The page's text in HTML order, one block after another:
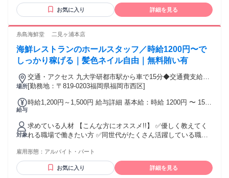
貸契約の場合、住宅手当（最大32,000円） ・交通費規定支給
(月額支給上限 31,600円) ・ベネフィットステーション加入
（福利厚生） ・入社祝い金制度あり(20万円支給) ・ネイル
OK♪ ※各規定あり 【単身赴任の場合】 社宅入居OK！ 単身赴
任の場合は、2重となる生活負担の為、 社宅費と光熱費0円！
プラス単身赴任手当を毎月30,000円支給！ さらに！月2回、自
宅帰省にかかる交通費を会社が負担します！ 単身赴任ではな
い場合も社宅入居OK！ 毎月、住宅手当を20,000円支給し、給
与から45,000円を控除します。 【ENEOS ASSOCカード】 ●
全国のENEOSどこでも契約価格で安心給油！（高速SSは除
く） ●全国平均価格から更に3円引き！ ●家族カードも作成
残業代：26,000円~45,000円 固定残業時間：17時間0分〜23時
間0分 固定残業時間を超過した場合の追加の残業手当：固定残
給 ■交通費 規定支給 ※一日支給条件：月最大31,600円まで ※
月間支給条件：店舗から自宅まで2km以上離れている方を対
象に、距離に応じて支給します
ため） ・40歳以下（長期キャリア形成を図るため） 【こんな
方は歓迎します】 ・未経験歓迎！ ・学歴不問／中卒・高校中
だった方も歓迎 ・Uターン・Iターン歓迎 【こんな方が活躍
お気に入り 詳細を見る
糸島海鮮堂 二見ヶ浦本店
海鮮レストランのホールスタッフ／時給1200円〜で
しっかり稼げる｜髪色ネイル自由｜無料賄い有
場所
交通・アクセス 九大学研都市駅から車で15分◆交通費支給あ
り◆車・バイク通勤ok
[勤務地：〒819-0203福岡県福岡市西区]
給与
時給1,200円～1,500円 給与詳細 基本給：時給 1200円 〜 1500
す!! ✅交通費全額支給 ✅無料駐車場有り
対象
求めている人材 【こんな方にオススメ!!】 ✅優しく教えてく
れる職場で働きたい方 ✅同世代がたくさん活躍している職場
す★ 【こんな方歓迎!!】 ✅未経験OK ✅フリーター歓迎 ✅主婦
（夫）歓迎 ✅学歴不問 ✅ブランクOK などなど 【こんな方優
遇‼】 ✅ホール業務経験をお持ちの方 【初バイトの方へ】 採
雇用形態： アルバイト・パート
お気に入り 詳細を見る